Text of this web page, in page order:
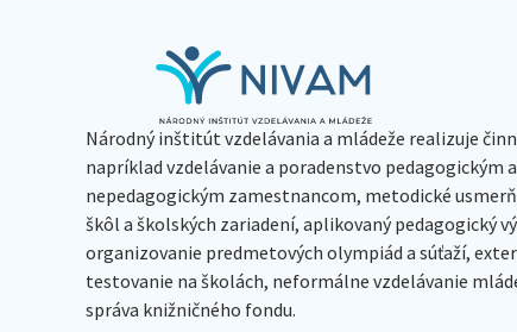
Národný inštitút vzdelávania a mládeže realizuje
napríklad vzdelávanie a poradenstvo pedagogickým a
nepedagogickým zamestnancom, metodické
škôl a školských zariadení, aplikovaný pedagogický
organizovanie predmetových olympiád a súťaží,
testovanie na školách, neformálne vzdelávanie
správa knižničného fondu.